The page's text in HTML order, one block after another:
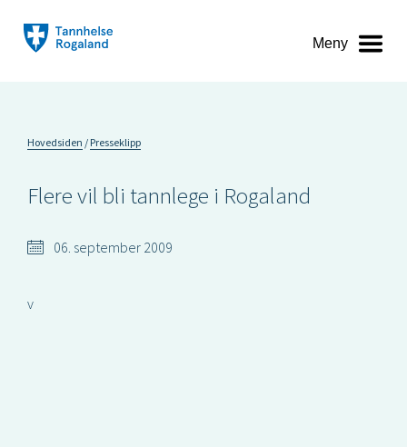
Meny
Hovedsiden Presseklipp
Flere vil bli tannlege i Rogaland
06. september 2009
v